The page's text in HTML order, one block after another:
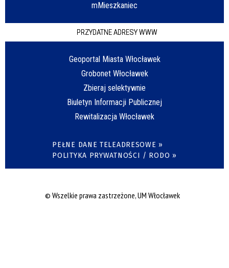
mMieszkaniec
PRZYDATNE ADRESY WWW
Geoportal Miasta Włocławek
Grobonet Włocławek
Zbieraj selektywnie
Biuletyn Informacji Publicznej
Rewitalizacja Włocławek
PEŁNE DANE TELEADRESOWE »
POLITYKA PRYWATNOŚCI / RODO »
© Wszelkie prawa zastrzeżone, UM Włocławek